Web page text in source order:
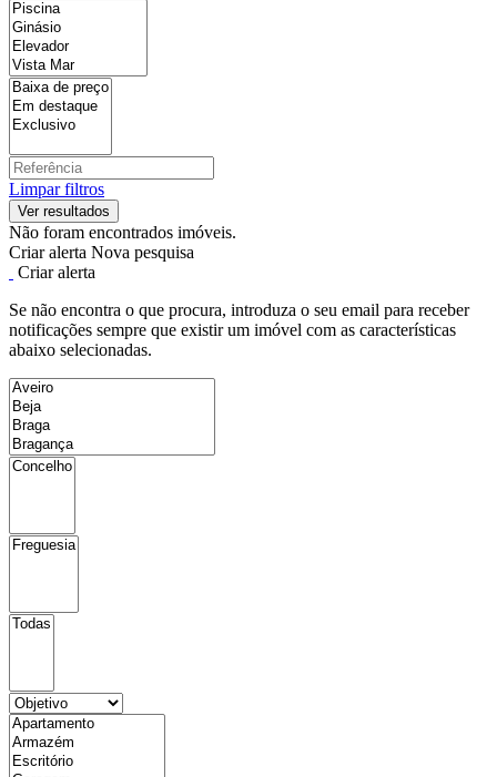
Limpar filtros
Não foram encontrados imóveis.
Criar alerta Nova pesquisa
Criar alerta
Se não encontra o que procura, introduza o seu email para receber
notificações sempre que existir um imóvel com as características
abaixo selecionadas.